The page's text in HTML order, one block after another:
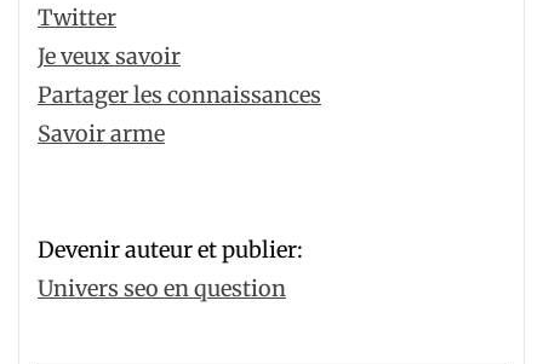
Twitter
Je veux savoir
Partager les connaissances
Savoir arme
Devenir auteur et publier:
Univers seo en question